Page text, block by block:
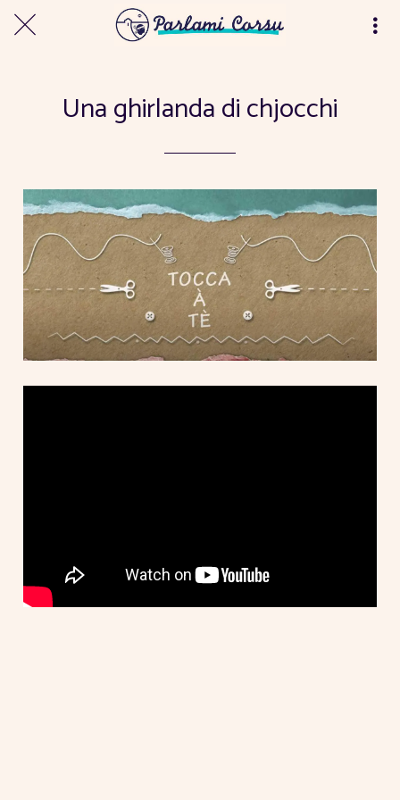
Una ghirlanda di chjocchi